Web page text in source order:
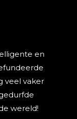
en
veel vaker
wereld!